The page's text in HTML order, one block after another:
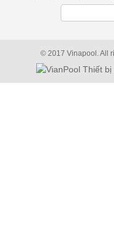
© 2017 Vinapool. All